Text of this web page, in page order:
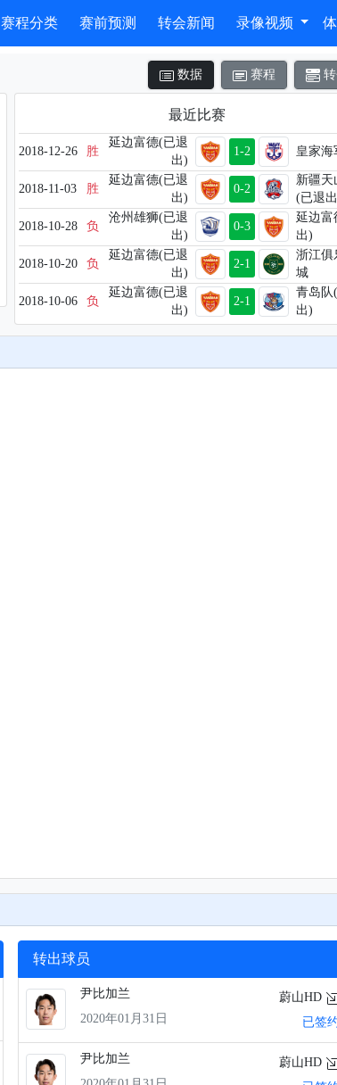
赛程分类 赛前预测 转会新闻 录像视频
数据 赛程 转
最近比赛
2018-12-26 胜
延边富德(已退
出)
1-2 皇家海
2018-11-03 胜
延边富德(已退
出)
0-2
新疆天
(已退
2018-10-28 负
沧州雄狮(已退
出)
0-3
延边富
出)
2018-10-20 负
延边富德(已退
出)
2-1
浙江俱
城
2018-10-06 负
延边富德(已退
出)
2-1
青岛队
出)
转出球员
尹比加兰
2020年01月31日
蔚山HD
已签
尹比加兰
蔚山HD